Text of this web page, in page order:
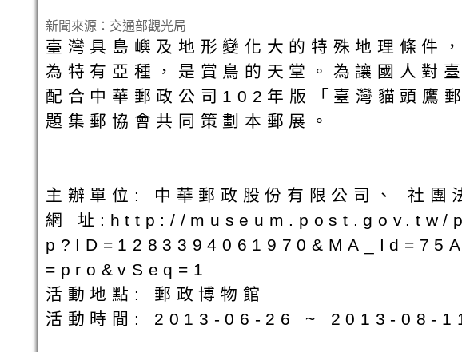
新聞來源：交通部觀光局
臺灣具島嶼及地形變化大的特殊地理條
為特有亞種，是賞鳥的天堂。為讓國人對
配合中華郵政公司102年版「臺灣貓頭鷹
題集郵協會共同策劃本郵展。
主辦單位: 中華郵政股份有限公司、 社團
網 址:http://
=pro&vSeq=1
活動地點: 郵政博物館
活動時間: 2013-06-26 ~ 2013-08-